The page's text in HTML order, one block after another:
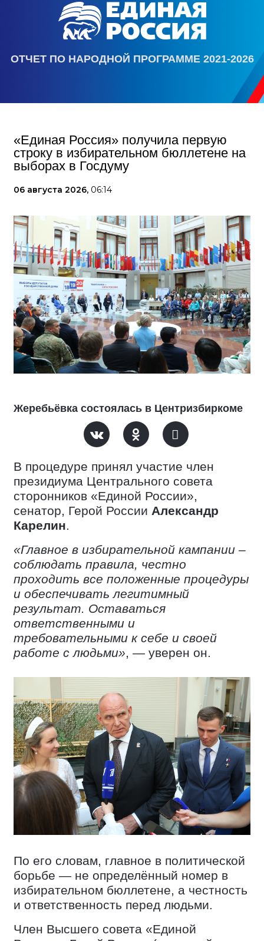
ОТЧЕТ ПО НАРОДНОЙ ПРОГРАММЕ 2021-2026
«Единая Россия» получила первую
строку в избирательном бюллетене на
выборах в Госдуму
06 августа 2026, 06:14
Жеребьёвка состоялась в Центризбиркоме
В процедуре принял участие член
президиума Центрального совета
сторонников «Единой России»,
сенатор, Герой России Александр
Карелин.
«Главное в избирательной кампании –
соблюдать правила, честно
проходить все положенные процедуры
и обеспечивать легитимный
результат. Оставаться
ответственными и
требовательными к себе и своей
работе с людьми», — уверен он.
По его словам, главное в политической
борьбе — не определённый номер в
избирательном бюллетене, а честность
и ответственность перед людьми.
Член Высшего совета «Единой